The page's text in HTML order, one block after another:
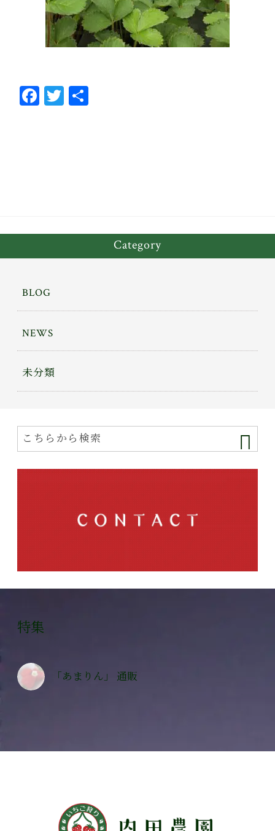
Fa T
Category
BLOG
NEWS
未分類
特集
「あまりん」 通販